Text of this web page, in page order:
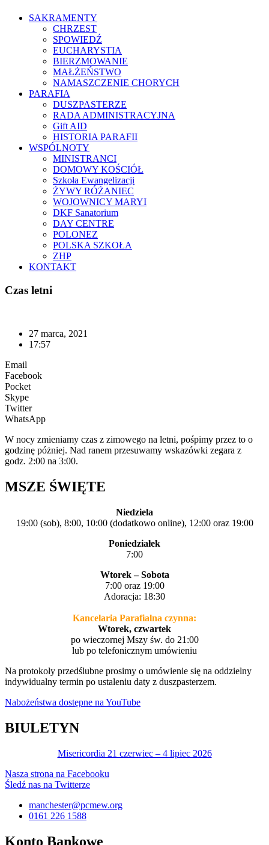
SAKRAMENTY
CHRZEST
SPOWIEDŹ
EUCHARYSTIA
BIERZMOWANIE
MAŁŻEŃSTWO
NAMASZCZENIE CHORYCH
PARAFIA
DUSZPASTERZE
RADA ADMINISTRACYJNA
Gift AID
HISTORIA PARAFII
WSPÓLNOTY
MINISTRANCI
DOMOWY KOŚCIÓŁ
Szkoła Ewangelizacji
ŻYWY RÓŻANIEC
WOJOWNICY MARYI
DKF Sanatorium
DAY CENTRE
POLONEZ
POLSKA SZKOŁA
ZHP
KONTAKT
Czas letni
27 marca, 2021
17:57
Email
Facebook
Pocket
Skype
Twitter
WhatsApp
W nocy zmieniamy czas z zimowego na letni, pośpimy przez to o
godzinę póżniej. Nad ranem przesuwamy wskazówki zegara z
godz. 2:00 na 3:00.
MSZE ŚWIĘTE
Niedziela
19:00 (sob), 8:00, 10:00 (dodatkowo online), 12:00 oraz 19:00
Poniedziałek
7:00
Wtorek – Sobota
7:00 oraz 19:00
Adoracja: 18:30
Kancelaria Parafialna czynna:
Wtorek, czwartek
po wieczornej Mszy św. do 21:00
lub po telefonicznym umówieniu
Na protokoły przedślubne prosimy o umówienie się na oddzielny
indywidualny termin po ustaleniu daty z duszpasterzem.
Nabożeństwa dostępne na YouTube
BIULETYN
Misericordia 21 czerwiec – 4 lipiec 2026
Nasza strona na Facebooku
Śledź nas na Twitterze
manchester@pcmew.org
0161 226 1588
Konto Bankowe